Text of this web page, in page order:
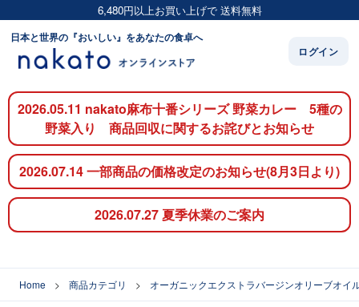
6,480円以上お買い上げで 送料無料
日本と世界の『おいしい』をあなたの食卓へ
ログイン
2026.05.11 nakato麻布十番シリーズ 野菜カレー 5種の
野菜入り 商品回収に関するお詫びとお知らせ
2026.07.14 一部商品の価格改定のお知らせ(8月3日より)
2026.07.27 夏季休業のご案内
Home 商品カテゴリ オーガニックエクストラバージンオリーブオイ